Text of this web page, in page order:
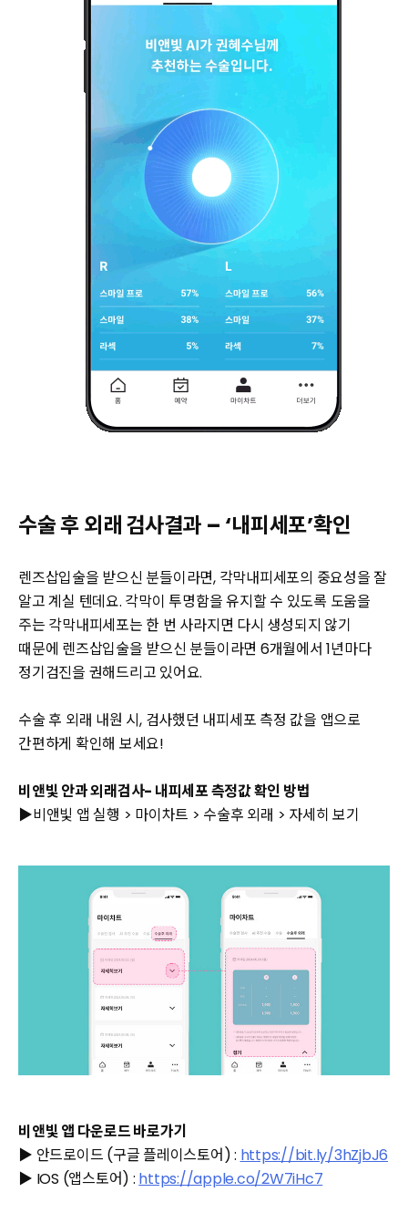
수술 후 외래 검사결과 – ‘내피세포’확인
렌즈삽입술을 받으신 분들이라면, 각막내피세포의 중요성을 잘
알고 계실 텐데요. 각막이 투명함을 유지할 수 있도록 도움을
주는 각막내피세포는 한 번 사라지면 다시 생성되지 않기
때문에 렌즈삽입술을 받으신 분들이라면 6개월에서 1년마다
정기검진을 권해드리고 있어요.
수술 후 외래 내원 시, 검사했던 내피세포 측정 값을 앱으로
간편하게 확인해 보세요!
비앤빛 안과 외래검사- 내피세포 측정값 확인 방법
▶비앤빛 앱 실행 > 마이차트 > 수술후 외래 > 자세히 보기
비앤빛 앱 다운로드 바로가기
▶ 안드로이드 (구글 플레이스토어) : https://bit.ly/3hZjbJ6
▶ IOS (앱스토어) : https://apple.co/2W7iHc7